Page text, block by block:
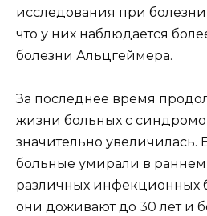
исследования при
что у них наблюдается
болезни Альцгеймера.
За последнее время
жизни больных с
значительно увеличилась.
больные умирали в раннем
различных инфекционных
они доживают до 30 лет и